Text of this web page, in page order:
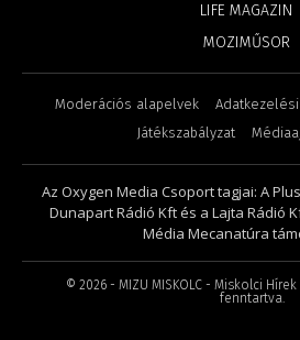
LIFE MAGAZIN
MOZIMŰSOR
Moderációs alapelvek
Játékszabályzat
Az Oxygen Media Csoport tagjai: A
Dunapart Rádió Kft és a Lajta Rádió
Média Mecanatúra
© 2026- MIZU MISKOLC - Miskolci
fenntartva.